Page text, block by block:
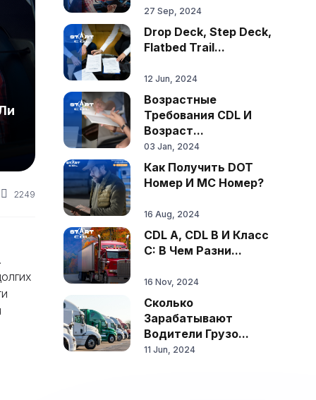
2249
27 Sep, 2024
Drop Deck, Step Deck,
Flatbed Trail...
12 Jun, 2024
Возрастные
Требования CDL И
Возраст...
03 Jan, 2024
Как Получить DOT
Номер И MC Номер?
16 Aug, 2024
CDL A, CDL B И Класс
C: В Чем Разни...
16 Nov, 2024
Сколько
Зарабатывают
Водители Грузо...
11 Jun, 2024